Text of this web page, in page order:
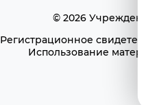
© 2026
Регистрационное
Использование